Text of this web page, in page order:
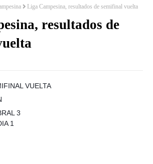
Liga Campesina, resultados de semifinal vuelta
resultados de
VUELTA
3
1